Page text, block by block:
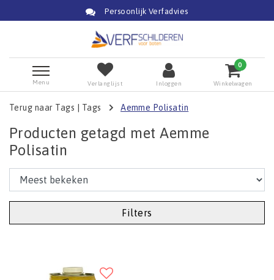
Persoonlijk Verfadvies
Menu Verlanglijst Inloggen
0
Winkelwagen
Terug naar Tags Tags Aemme Polisatin
Producten getagd met Aemme
Polisatin
Filters